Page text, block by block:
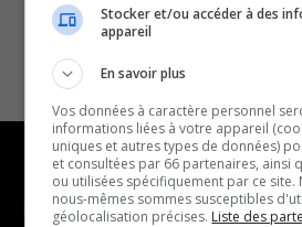
NOUVELLES
Stocker et/ou accéder à des
appareil
En savoir plus
Vos données à caractère personnel
informations liées à votre appareil
uniques et autres types de données)
et consultées par 66 partenaires, ainsi
ou utilisées spécifiquement par ce site.
nous-mêmes sommes susceptibles
géolocalisation précises. Liste des